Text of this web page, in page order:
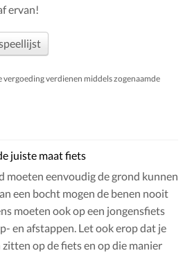
ervan!
vergoeding verdienen middels zogenaamde
juiste maat fiets
moeten eenvoudig de grond kunnen
een bocht mogen de benen nooit
moeten ook op een jongensfiets
en afstappen. Let ook erop dat je
op de fiets en op die manier